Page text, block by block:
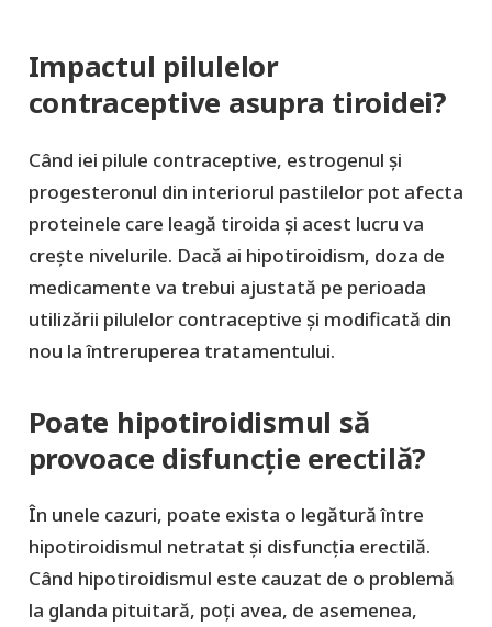
Impactul pilulelor
contraceptive asupra tiroidei?
Când iei pilule contraceptive, estrogenul și
progesteronul din interiorul pastilelor pot afecta
proteinele care leagă tiroida și acest lucru va
crește nivelurile. Dacă ai hipotiroidism, doza de
medicamente va trebui ajustată pe perioada
utilizării pilulelor contraceptive și modificată din
nou la întreruperea tratamentului.
Poate hipotiroidismul să
provoace disfuncție erectilă?
În unele cazuri, poate exista o legătură între
hipotiroidismul netratat și disfuncția erectilă.
Când hipotiroidismul este cauzat de o problemă
la glanda pituitară, poți avea, de asemenea,